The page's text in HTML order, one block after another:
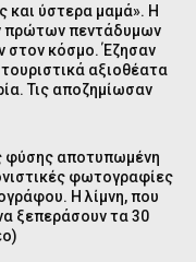
και ύστερα μαμά». Η
πρώτων πεντάδυμων
στον κόσμο. Έζησαν
αξιοθέατα
Τις αποζημίωσαν
φύσης αποτυπωμένη
φωτογραφίες
Η λίμνη, που
ξεπεράσουν τα 30